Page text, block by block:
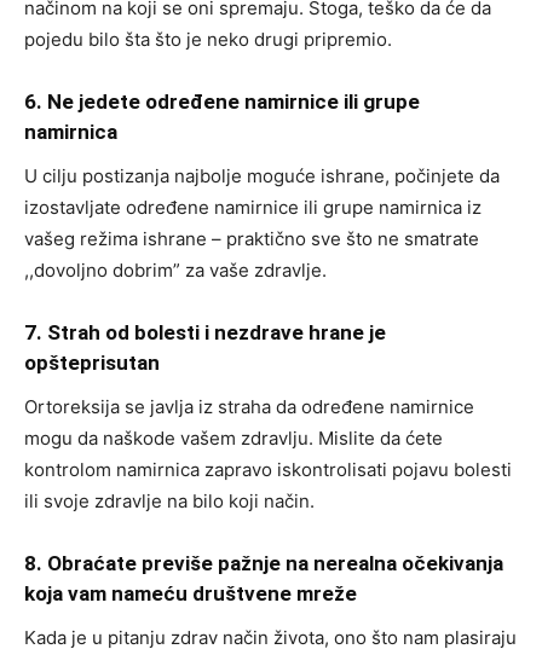
načinom na koji se oni spremaju. Stoga, teško da će da
pojedu bilo šta što je neko drugi pripremio.
6. Ne jedete određene namirnice ili grupe
namirnica
U cilju postizanja najbolje moguće ishrane, počinjete da
izostavljate određene namirnice ili grupe namirnica iz
vašeg režima ishrane – praktično sve što ne smatrate
,,dovoljno dobrim” za vaše zdravlje.
7. Strah od bolesti i nezdrave hrane je
opšteprisutan
Ortoreksija se javlja iz straha da određene namirnice
mogu da naškode vašem zdravlju. Mislite da ćete
kontrolom namirnica zapravo iskontrolisati pojavu bolesti
ili svoje zdravlje na bilo koji način.
8. Obraćate previše pažnje na nerealna očekivanja
koja vam nameću društvene mreže
Kada je u pitanju zdrav način života, ono što nam plasiraju